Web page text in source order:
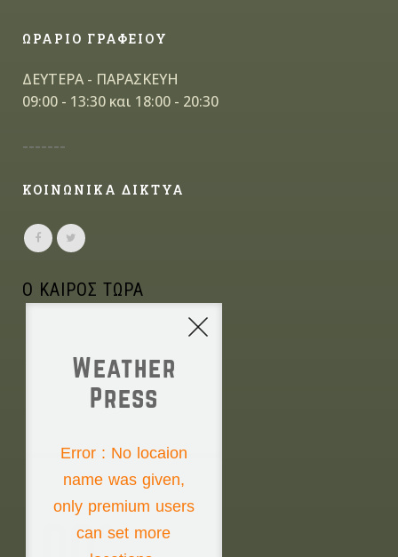
ΩΡΑΡΙΟ ΓΡΑΦΕΙΟΥ
ΔΕΥΤΕΡΑ - ΠΑΡΑΣΚΕΥΗ
09:00 - 13:30 και 18:00 - 20:30
-------
ΚΟΙΝΩΝΙΚΑ ΔΙΚΤΥΑ
Ο ΚΑΙΡΟΣ ΤΩΡΑ
Weather
Press
Error : No locaion
name was given,
only premium users
can set more
Monday the 10th